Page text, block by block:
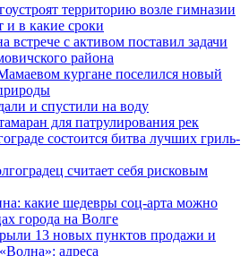
территорию возле гимназии
в какие сроки
встрече с активом поставил задачи
района
кургане поселился новый
и спустили на воду
для патрулирования рек
состоится битва лучших гриль-
считает себя рисковым
какие шедевры соц-арта можно
города на Волге
13 новых пунктов продажи и
адреса